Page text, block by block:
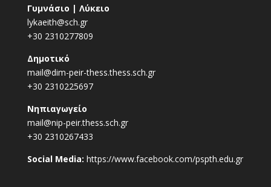
Γυμνάσιο | Λύκειο
lykaeith@sch.gr
+30 2310277809
Δημοτικό
mail@dim-peir-thess.thess.sch.gr
+30 2310225697
Νηπιαγωγείο
mail@nip-peir.thess.sch.gr
+30 2310267433
Social Media: https://www.facebook.com/pspth.edu.gr